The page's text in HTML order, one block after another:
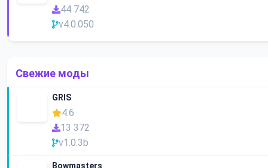
44 742
v4.0.050
Свежие моды
GRIS
4.6
13 372
v1.0.3b
Bowmasters